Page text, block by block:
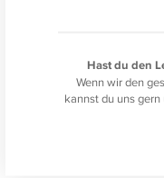
Hast du den
Wenn wir den
kannst du uns gern